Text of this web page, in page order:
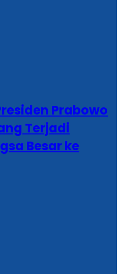
Prabowo
Terjadi
Besar ke